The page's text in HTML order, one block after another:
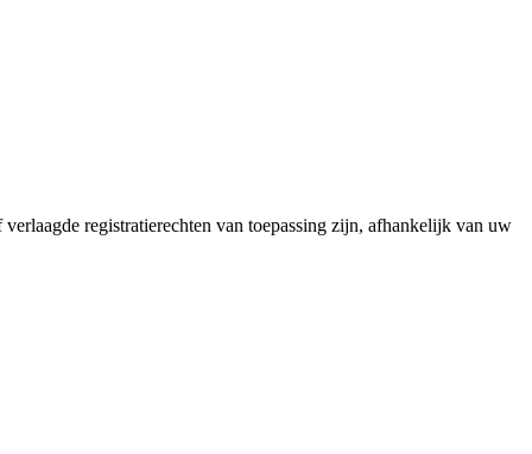
registratierechten van toepassing zijn, afhankelijk van uw